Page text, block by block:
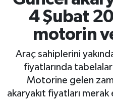
4 Şubat
motorin
Araç sahiplerini
fiyatlarında
Motorine gelen
akaryakıt fiyatları
Tüm Manşetler
Son Dakika Haberleri
Haber Arşivi